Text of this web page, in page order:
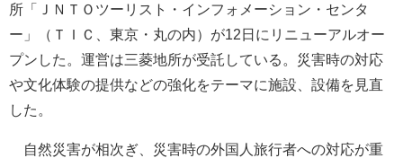
所「ＪＮＴＯツーリスト・インフォメーション・センタ
ー」（ＴＩＣ、東京・丸の内）が12日にリニューアルオー
プンした。運営は三菱地所が受託している。災害時の対応
や文化体験の提供などの強化をテーマに施設、設備を見直
した。
自然災害が相次ぎ、災害時の外国人旅行者への対応が重